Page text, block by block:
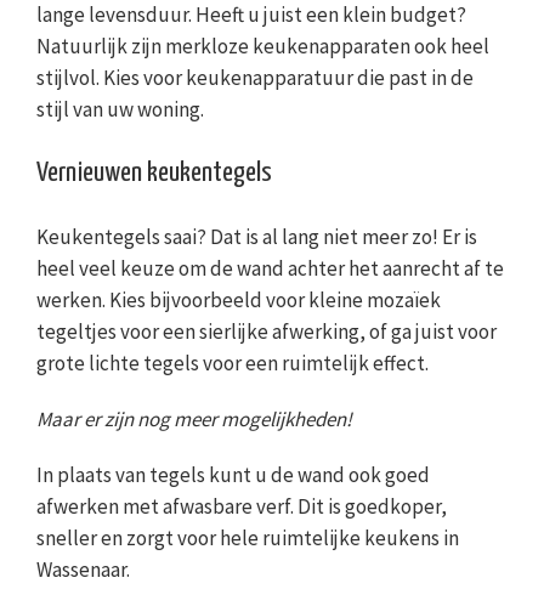
lange levensduur. Heeft u juist een klein budget?
Natuurlijk zijn merkloze keukenapparaten ook heel
stijlvol. Kies voor keukenapparatuur die past in de
stijl van uw woning.
Vernieuwen keukentegels
Keukentegels saai? Dat is al lang niet meer zo! Er is
heel veel keuze om de wand achter het aanrecht af te
werken. Kies bijvoorbeeld voor kleine mozaïek
tegeltjes voor een sierlijke afwerking, of ga juist voor
grote lichte tegels voor een ruimtelijk effect.
Maar er zijn nog meer mogelijkheden!
In plaats van tegels kunt u de wand ook goed
afwerken met afwasbare verf. Dit is goedkoper,
sneller en zorgt voor hele ruimtelijke keukens in
Wassenaar.